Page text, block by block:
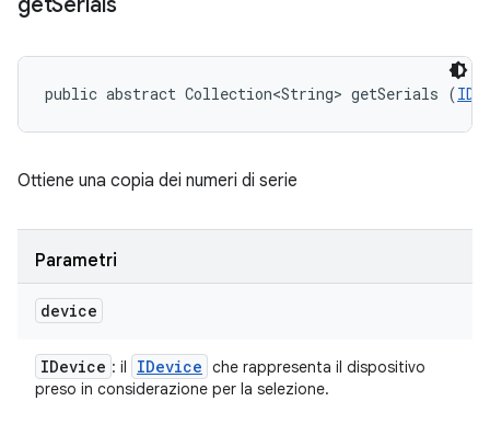
public abstract Collection<String> getSerials (
Ottiene una copia dei numeri di serie
Parametri
device
IDevice : il IDevice che rappresenta il dispositivo
preso in considerazione per la selezione.